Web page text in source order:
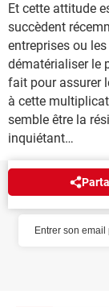
Et cette attitude
succèdent
entreprises ou
dématérialiser le
fait pour assurer
à cette
semble être la
inquiétant…